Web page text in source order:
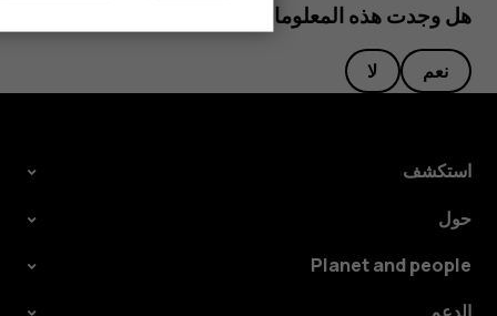
هل وجدت هذه المعلومات مفيدة؟
نعم لا
استكشف
حول
Planet and people